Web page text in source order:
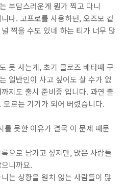
부담스러운게 뭔가 찍고 다니
다. 고프로를 사용하던, 오즈모 같
찍을 수도 있네 하는 티가 너무 많
못 사는게, 초기 클로즈 베타때 구
일반인이 사고 싶어도 살 수가 없
지도 출시 준비중 입니다. 과연 출
르는 기기가 되어 버렸습니다.
를 못한 이유가 결국 이 문제 때문
으로 남기고 싶지만, 많은 사람들
니까요.
는 상황을 원치 않는 사람들이 많